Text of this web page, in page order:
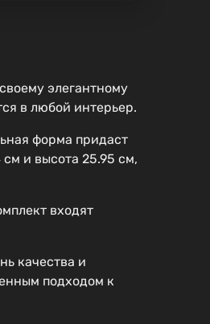
элегантному
в любой интерьер.
форма придаст
и высота 25.95 см,
входят
качества и
подходом к